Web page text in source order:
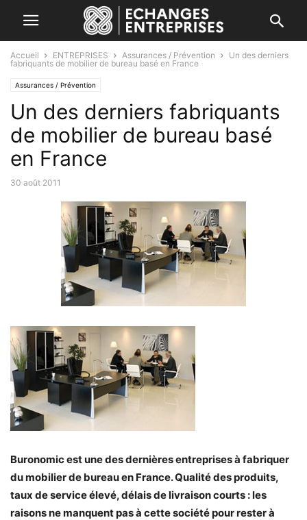
Accueil ENTREPRISES Assurances / Prévention
Un des derniers
fabriquants de mobilier de bureau basé en France
Assurances / Prévention
Un des derniers fabriquants
de mobilier de bureau basé
en France
30 août 2011
Buronomic est une des dernières entreprises à fabriquer
du mobilier de bureau en France. Qualité des produits,
taux de service élevé, délais de livraison courts : les
raisons ne manquent pas à cette société pour rester à